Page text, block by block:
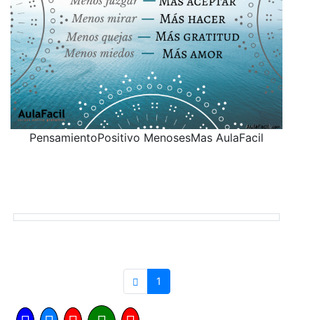
PensamientoPositivo MenosesMas AulaFacil
1